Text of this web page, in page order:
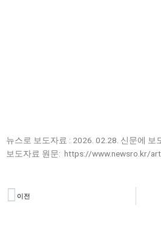
뉴스로 보도자료 : 2026. 02.28. 신문에 보
보도자료 원문: https://www.newsro.kr/
Prev
이전